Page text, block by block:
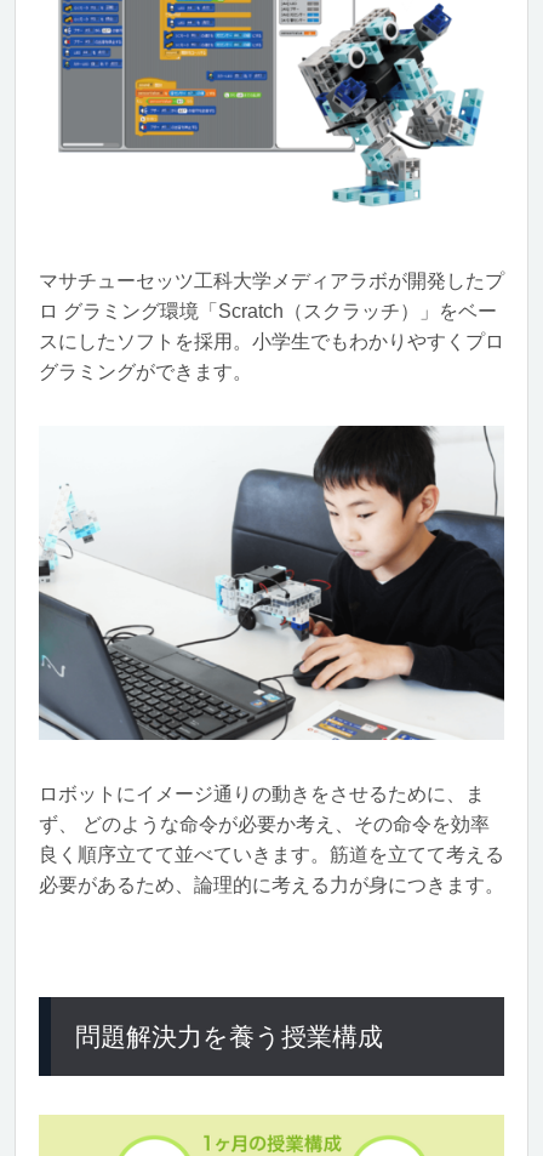
マサチューセッツ工科大学メディアラボが開発したプ
ロ グラミング環境「Scratch（スクラッチ）」をベー
スにしたソフトを採用。小学生でもわかりやすくプロ
グラミングができます。
ロボットにイメージ通りの動きをさせるために、ま
ず、 どのような命令が必要か考え、その命令を効率
良く順序立てて並べていきます。筋道を立てて考える
必要があるため、論理的に考える力が身につきます。
問題解決力を養う授業構成